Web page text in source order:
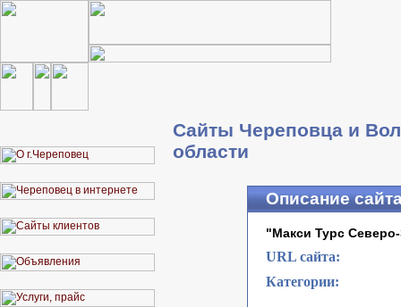
Сайты Череповца и
области
Описание
"Макси Турс
URL сайта:
Категории: